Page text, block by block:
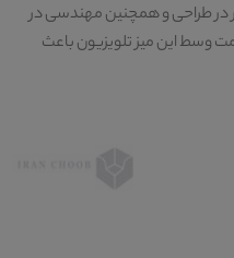
در طراحی و همچنین مهندسی در
وسط این میز تلویزیون باعث